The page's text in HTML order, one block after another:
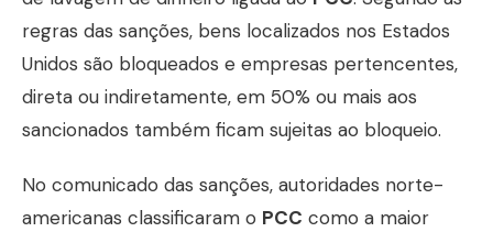
regras das sanções, bens localizados nos Estados
Unidos são bloqueados e empresas pertencentes,
direta ou indiretamente, em 50% ou mais aos
sancionados também ficam sujeitas ao bloqueio.
No comunicado das sanções, autoridades norte-
americanas classificaram o PCC como a maior